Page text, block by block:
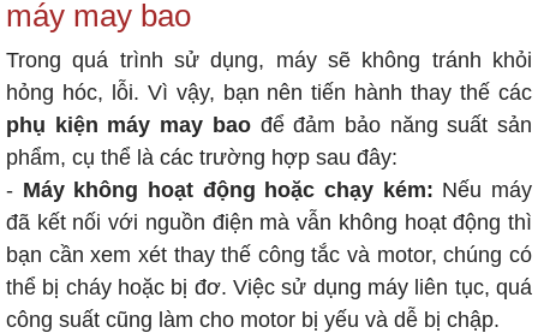
máy may bao
Trong quá trình sử dụng, máy sẽ không tránh khỏi
hỏng hóc, lỗi. Vì vậy, bạn nên tiến hành thay thế các
phụ kiện máy may baođể đảm bảo năng suất sản
phẩm, cụ thể là các trường hợp sau đây:
- Máy không hoạt động hoặc chạy kém: Nếu máy
đã kết nối với nguồn điện mà vẫn không hoạt động thì
bạn cần xem xét thay thế công tắc và motor, chúng có
thể bị cháy hoặc bị đơ. Việc sử dụng máy liên tục, quá
công suất cũng làm cho motor bị yếu và dễ bị chập.